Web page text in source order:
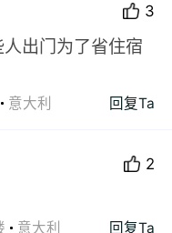
3
出门为了省住宿
意大利 回复Ta
2
意大利 回复Ta